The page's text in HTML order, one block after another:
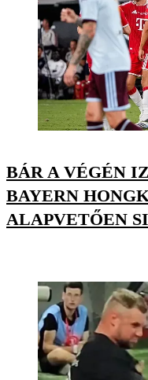
BÁR A VÉGÉN
BAYERN
ALAPVETŐEN